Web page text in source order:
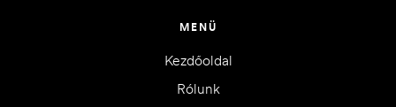
MENÜ
Kezdőoldal
Rólunk